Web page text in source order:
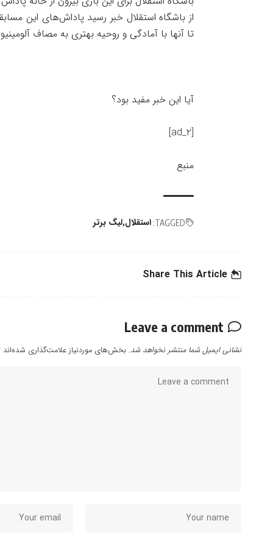
از باشگاه استقلال خبر رسید پاداش‌های این
تا آنها با آمادگی و روحیه بهتری به مصاف
آیا این خبر مفید بود؟
[ad_2]
منبع
TAGGED: استقلال لیگ برتر
Share This Article
Leave a comment
نشانی ایمیل شما منتشر نخواهد شد. بخش‌های موردنیاز علامت‌گذاری شده‌اند